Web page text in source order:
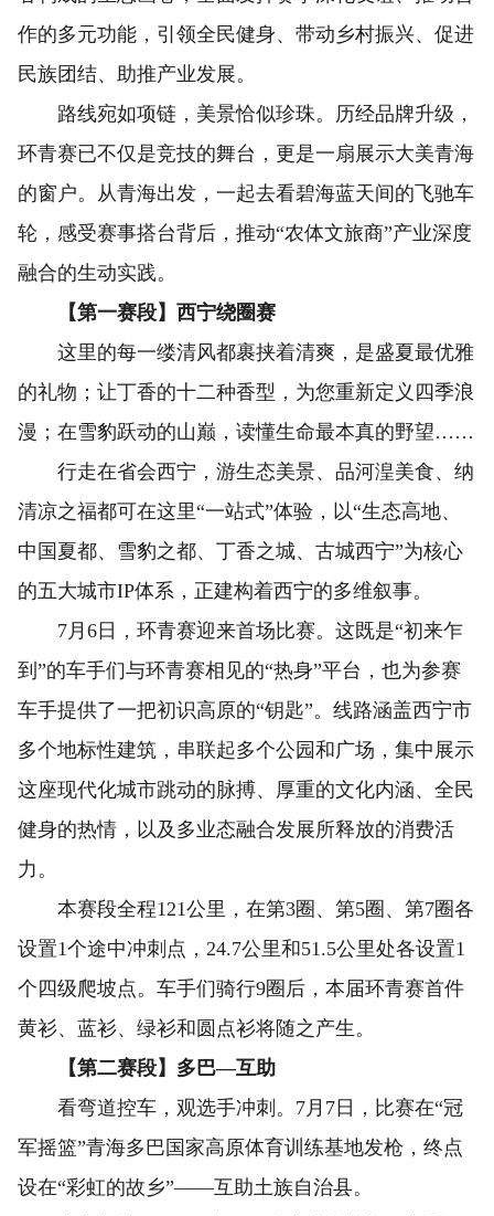
作的多元功能，引领全民健身、带动乡村振兴、促进
民族团结、助推产业发展。
路线宛如项链，美景恰似珍珠。历经品牌升级，
环青赛已不仅是竞技的舞台，更是一扇展示大美青海
的窗户。从青海出发，一起去看碧海蓝天间的飞驰车
轮，感受赛事搭台背后，推动“农体文旅商”产业深度
融合的生动实践。
【第一赛段】西宁绕圈赛
这里的每一缕清风都裹挟着清爽，是盛夏最优雅
的礼物；让丁香的十二种香型，为您重新定义四季浪
漫；在雪豹跃动的山巅，读懂生命最本真的野望……
行走在省会西宁，游生态美景、品河湟美食、纳
清凉之福都可在这里“一站式”体验，以“生态高地、
中国夏都、雪豹之都、丁香之城、古城西宁”为核心
的五大城市IP体系，正建构着西宁的多维叙事。
7月6日，环青赛迎来首场比赛。这既是“初来乍
到”的车手们与环青赛相见的“热身”平台，也为参赛
车手提供了一把初识高原的“钥匙”。线路涵盖西宁市
多个地标性建筑，串联起多个公园和广场，集中展示
这座现代化城市跳动的脉搏、厚重的文化内涵、全民
健身的热情，以及多业态融合发展所释放的消费活
力。
本赛段全程121公里，在第3圈、第5圈、第7圈各
设置1个途中冲刺点，24.7公里和51.5公里处各设置1
个四级爬坡点。车手们骑行9圈后，本届环青赛首件
黄衫、蓝衫、绿衫和圆点衫将随之产生。
【第二赛段】多巴—互助
看弯道控车，观选手冲刺。7月7日，比赛在“冠
军摇篮”青海多巴国家高原体育训练基地发枪，终点
设在“彩虹的故乡”——互助土族自治县。